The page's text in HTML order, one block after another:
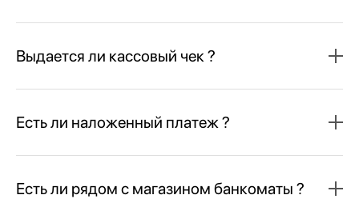
Выдается ли кассовый чек ?
Есть ли наложенный платеж ?
Есть ли рядом с магазином банкоматы ?